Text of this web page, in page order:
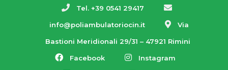
Tel. +39 0541 29417
info@poliambulatoriocin.it Via
Bastioni Meridionali 29/31 – 47921 Rimini
Facebook Instagram